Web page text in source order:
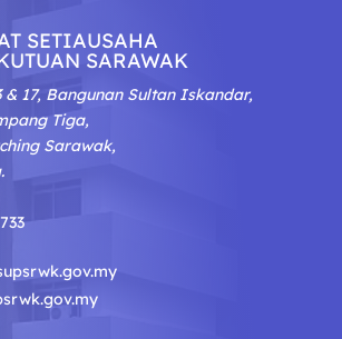
SETIAUSAHA
SARAWAK
& 17, Bangunan Sultan Iskandar,
Tiga,
Sarawak,